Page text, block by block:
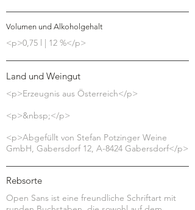
Volumen und Alkoholgehalt
<p>0,75 l | 12 %</p>
Land und Weingut
<p>Erzeugnis aus Österreich</p>
<p>&nbsp;</p>
<p>Abgefüllt von Stefan Potzinger Weine
GmbH, Gabersdorf 12, A-8424 Gabersdorf</p>
Rebsorte
Open Sans ist eine freundliche Schriftart mit